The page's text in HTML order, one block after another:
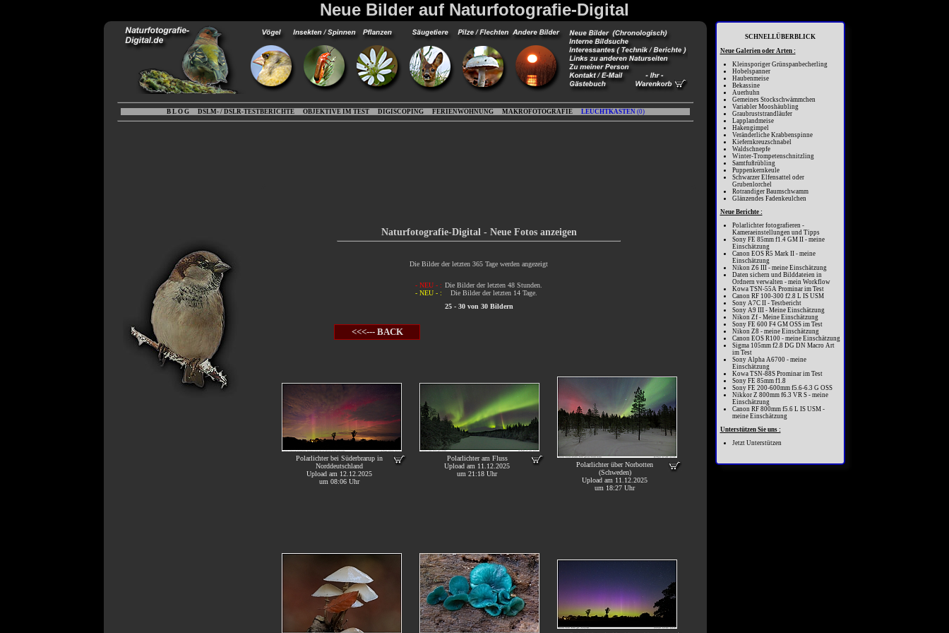
Neue Bilder auf Naturfotografie-Digital
B L O G DSLM- / DSLR-TESTBERICHTE OBJEKTIVE IM TEST DIGISCOPING FERIENWOHNUNG MAKROFOTOGRAFIE LEUCHTKASTEN (0)
Naturfotografie-Digital - Neue Fotos anzeigen
Die Bilder der letzten 365 Tage werden angezeigt
- NEU - :
- NEU - :
Die Bilder der letzten 48 Stunden.
Die Bilder der letzten 14 Tage.
25 - 30 von 30 Bildern
<<<--- BACK
Polarlichter bei Süderbrarup in
Norddeutschland
Upload am 12.12.2025
um 08:06 Uhr
Polarlichter am Fluss
Upload am 11.12.2025
um 21:18 Uhr
Polarlichter über Norbotten
(Schweden)
Upload am 11.12.2025
um 18:27 Uhr
SCHNELLÜBERBLICK
Neue Galerien oder Arten :
Kleinsporiger Grünspanbecherling
Hobelspanner
Haubenmeise
Bekassine
Auerhuhn
Gemeines Stockschwämmchen
Variabler Mooshäubling
Graubruststrandläufer
Lapplandmeise
Hakengimpel
Veränderliche Krabbenspinne
Kiefernkreuzschnabel
Waldschnepfe
Winter-Trompetenschnitzling
Samtfußrübling
Puppenkernkeule
Schwarzer Elfensattel oder
Grubenlorchel
Rotrandiger Baumschwamm
Glänzendes Fadenkeulchen
Neue Berichte :
Polarlichter fotografieren -
Kameraeinstellungen und Tipps
Sony FE 85mm f1.4 GM II - meine
Einschätzung
Canon EOS R5 Mark II - meine
Einschätzung
Nikon Z6 III - meine Einschätzung
Daten sichern und Bilddateien in
Ordnern verwalten - mein Workflow
Kowa TSN-55A Prominar im Test
Canon RF 100-300 f2.8 L IS USM
Sony A7C II - Testbericht
Sony A9 III - Meine Einschätzung
Nikon Zf - Meine Einschätzung
Sony FE 600 F4 GM OSS im Test
Nikon Z8 - meine Einschätzung
Canon EOS R100 - meine Einschätzung
Sigma 105mm f2.8 DG DN Macro Art
im Test
Sony Alpha A6700 - meine
Einschätzung
Kowa TSN-88S Prominar im Test
Sony FE 85mm f1.8
Sony FE 200-600mm f5.6-6.3 G OSS
Nikkor Z 800mm f6.3 VR S - meine
Einschätzung
Canon RF 800mm f5.6 L IS USM -
meine Einschätzung
Unterstützen Sie uns :
Jetzt Unterstützen